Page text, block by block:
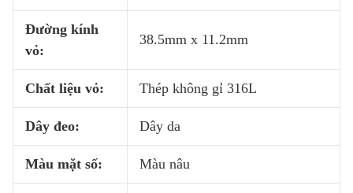
Đường kính
vỏ:
38.5mm x 11.2mm
Chất liệu vỏ: Thép không gỉ 316L
Dây đeo: Dây da
Màu mặt số: Màu nâu